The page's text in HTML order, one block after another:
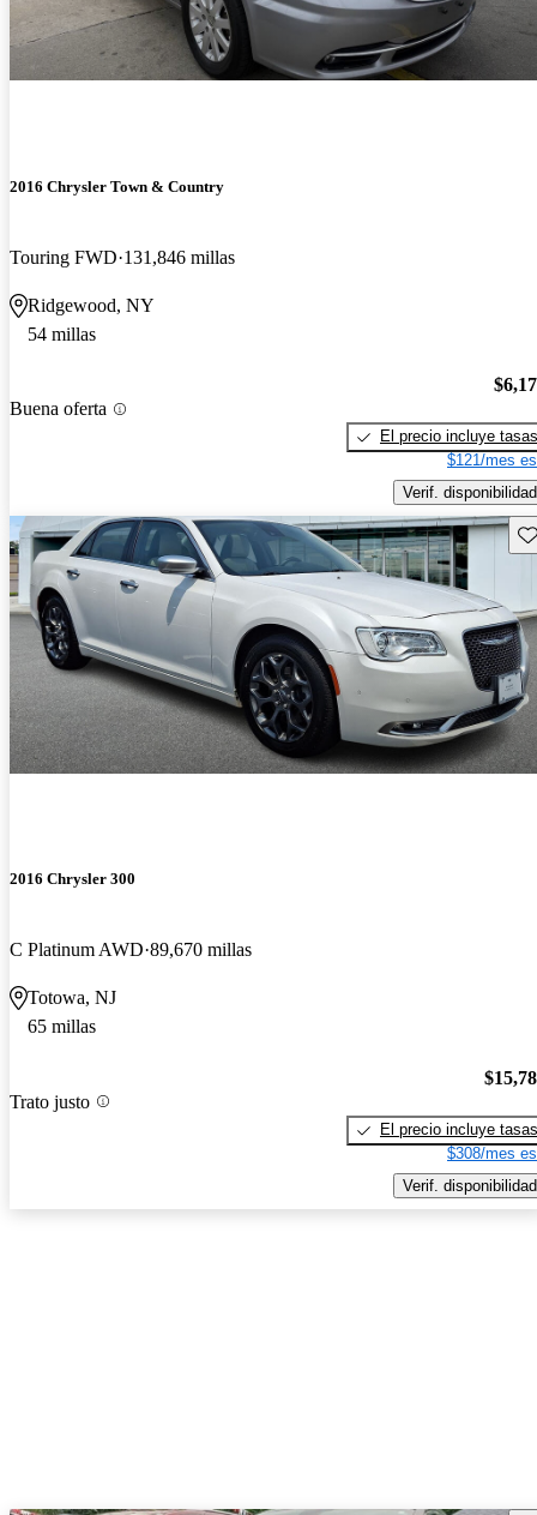
2016 Chrysler Town & Country
Touring FWD 131,846 millas
Ridgewood, NY
54 millas
Buena oferta
El precio incluye tasas
$121/mes
Verif. disponibilidad
2016 Chrysler 300
C Platinum AWD 89,670 millas
Totowa, NJ
65 millas
Trato justo
El precio incluye tasas
$308/mes
Verif. disponibilidad